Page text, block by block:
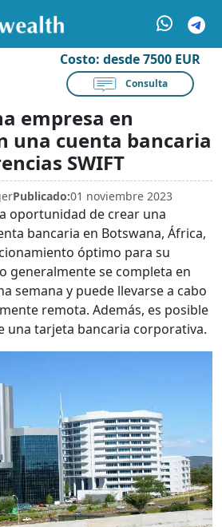
Costo: desde 7500 EUR
Consulta
empresa en
una cuenta bancaria
SWIFT
Publicado:01 noviembre 2023
oportunidad de crear una
bancaria en Botswana, África,
óptimo para su
generalmente se completa en
semana y puede llevarse a cabo
remota. Además, es posible
una tarjeta bancaria corporativa.